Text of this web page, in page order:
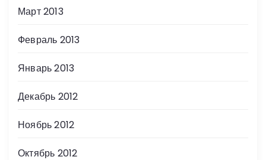
Март 2013
Февраль 2013
Январь 2013
Декабрь 2012
Ноябрь 2012
Октябрь 2012